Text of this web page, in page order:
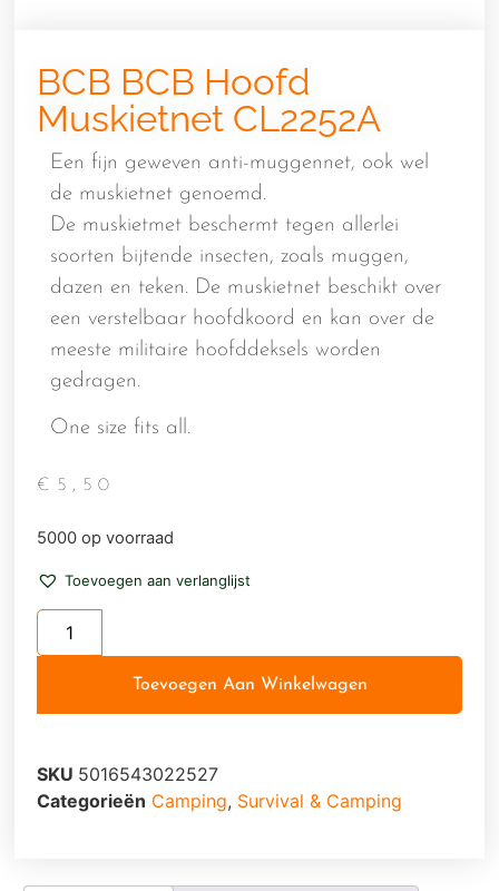
BCB BCB Hoofd
Muskietnet CL2252A
Een fijn geweven anti-muggennet, ook wel
de muskietnet genoemd.
De muskietmet beschermt tegen allerlei
soorten bijtende insecten, zoals muggen,
dazen en teken. De muskietnet beschikt over
een verstelbaar hoofdkoord en kan over de
meeste militaire hoofddeksels worden
gedragen.
One size fits all.
€ 5,50
5000 op voorraad
Toevoegen aan verlanglijst
Toevoegen Aan Winkelwagen
SKU 5016543022527
Categorieën Camping, Survival & Camping